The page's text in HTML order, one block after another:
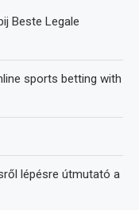
Beste Legale
sports betting with
lépésre útmutató a